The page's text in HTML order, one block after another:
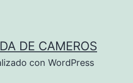
DE CAMEROS
con WordPress